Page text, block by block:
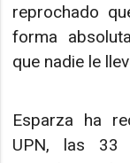
reprochado
forma
que nadie le
Esparza ha
UPN, las 33